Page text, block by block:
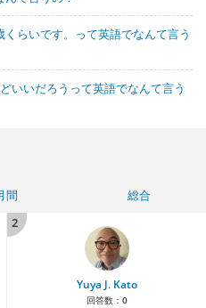
らいです。って英語でなんて言う
いいだろうって英語でなんて言う
間
総合
2
Yuya J. Kato
回答数： 0